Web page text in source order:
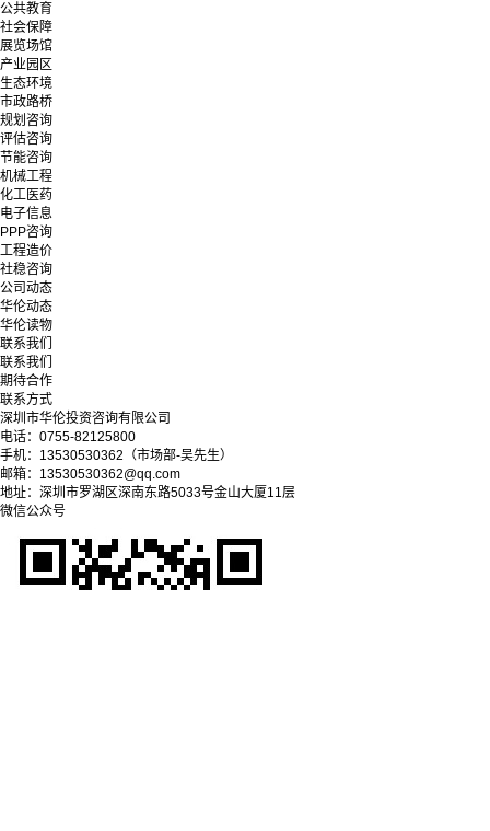
公共教育
社会保障
展览场馆
产业园区
生态环境
市政路桥
规划咨询
评估咨询
节能咨询
机械工程
化工医药
电子信息
PPP咨询
工程造价
社稳咨询
公司动态
华伦动态
华伦读物
联系我们
联系我们
期待合作
联系方式
深圳市华伦投资咨询有限公司
电话：0755-82125800
手机：13530530362（市场部-吴先生）
邮箱：13530530362@qq.com
地址：深圳市罗湖区深南东路5033号金山大厦11层
微信公众号